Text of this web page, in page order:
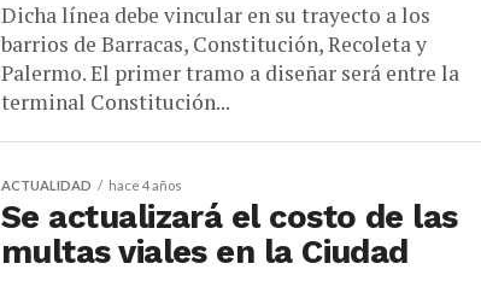
Dicha línea debe vincular en su trayecto a los
barrios de Barracas, Constitución, Recoleta y
Palermo. El primer tramo a diseñar será entre la
terminal Constitución...
ACTUALIDAD hace 4 años
Se actualizará el costo de las
multas viales en la Ciudad